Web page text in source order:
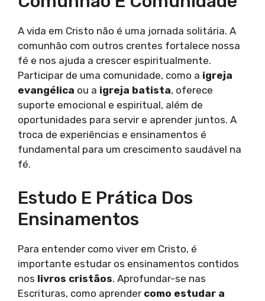
A vida em Cristo não é uma jornada solitária. A
comunhão com outros crentes fortalece nossa
fé e nos ajuda a crescer espiritualmente.
Participar de uma comunidade, como a igreja
evangélica ou a igreja batista, oferece
suporte emocional e espiritual, além de
oportunidades para servir e aprender juntos. A
troca de experiências e ensinamentos é
fundamental para um crescimento saudável na
fé.
Estudo E Prática Dos
Ensinamentos
Para entender como viver em Cristo, é
importante estudar os ensinamentos contidos
nos livros cristãos. Aprofundar-se nas
Escrituras, como aprender como estudar a